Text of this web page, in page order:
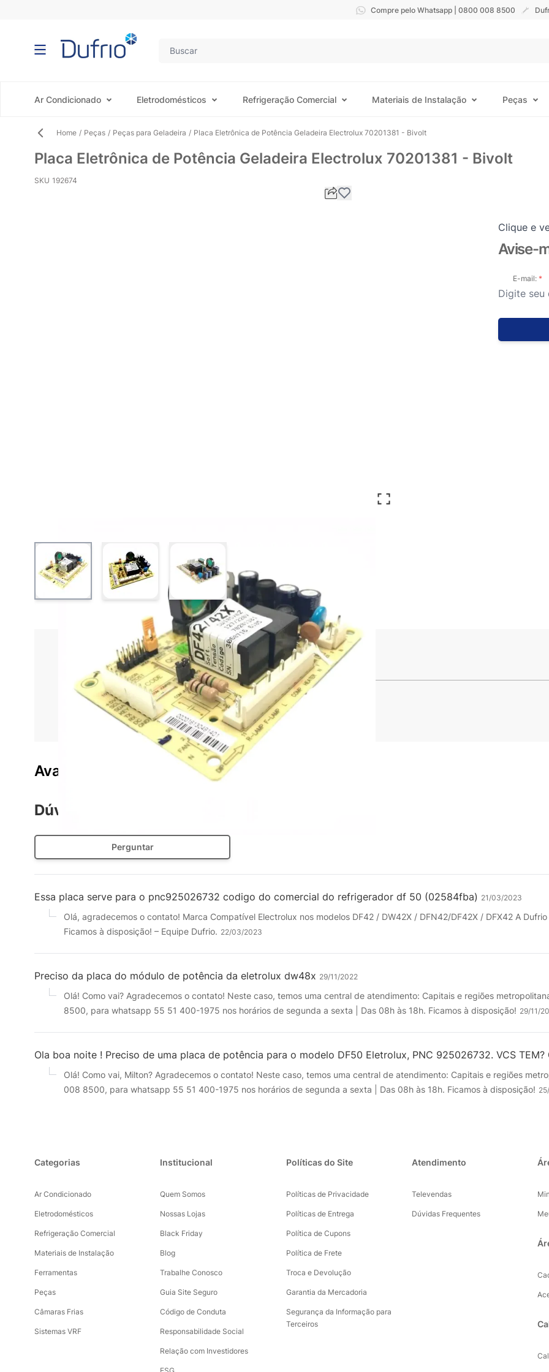
Compre pelo Whatsapp | 0800 008 8500
Ar Condicionado Eletrodomésticos Refrigeração Comercial Materiais de Instalação Peças
Home / Peças / Peças para Geladeira / Placa Eletrônica de Potência Geladeira Electrolux 70201381 - Bivolt
Placa Eletrônica de Potência Geladeira Electrolux 70201381 - Bivolt
SKU 192674
View larger imageView larger image
Clique e
Avise-
E-mail:
Informações do produto
Placa Eletrônica de Potência Geladeira Electrolux 70201381
Características técnicas
Avaliações do produto
Dúvidas sobre o Produto
Perguntar
Essa placa serve para o pnc925026732 codigo do comercial do refrigerador df 50 (02584fba) 21/03/2023
Olá, agradecemos o contato! Marca Compatível Electrolux nos modelos DF42 / DW42X / DFN42/DF42X / DFX42 A
Ficamos à disposição! – Equipe Dufrio. 22/03/2023
Preciso da placa do módulo de potência da eletrolux dw48x 29/11/2022
Olá! Como vai? Agradecemos o contato! Neste caso, temos uma central de atendimento: Capitais e regiões
8500, para whatsapp 55 51 400-1975 nos horários de segunda a sexta | Das 08h às 18h. Ficamos à disposição! 29/11/
Ola boa noite ! Preciso de uma placa de potência para o modelo DF50 Eletrolux, PNC 925026732. VCS TEM?
Olá! Como vai, Milton? Agradecemos o contato! Neste caso, temos uma central de atendimento: Capitais e regiões
008 8500, para whatsapp 55 51 400-1975 nos horários de segunda a sexta | Das 08h às 18h. Ficamos à disposição!
Categorias
Ar Condicionado
Eletrodomésticos
Refrigeração Comercial
Materiais de Instalação
Ferramentas
Peças
Câmaras Frias
Sistemas VRF
Institucional
Quem Somos
Nossas Lojas
Black Friday
Blog
Trabalhe Conosco
Guia Site Seguro
Código de Conduta
Responsabilidade Social
Relação com Investidores
Políticas do Site
Políticas de Privacidade
Políticas de Entrega
Política de Cupons
Política de Frete
Troca e Devolução
Garantia da Mercadoria
Segurança da Informação para
Terceiros
Atendimento
Televendas
Dúvidas Frequentes